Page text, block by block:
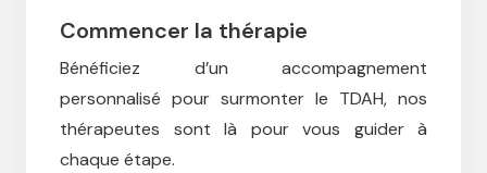
Commencer la thérapie
Bénéficiez d’un accompagnement
personnalisé pour surmonter le TDAH, nos
thérapeutes sont là pour vous guider à
chaque étape.